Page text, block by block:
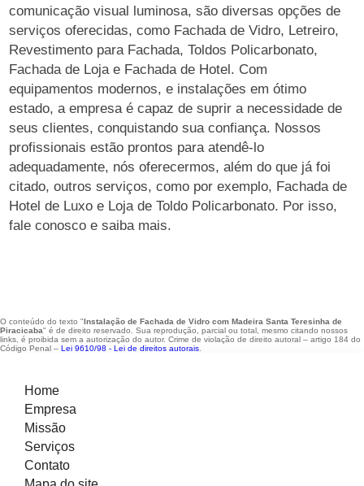
comunicação visual luminosa, são diversas opções de
serviços oferecidas, como Fachada de Vidro, Letreiro,
Revestimento para Fachada, Toldos Policarbonato,
Fachada de Loja e Fachada de Hotel. Com
equipamentos modernos, e instalações em ótimo
estado, a empresa é capaz de suprir a necessidade de
seus clientes, conquistando sua confiança. Nossos
profissionais estão prontos para atendê-lo
adequadamente, nós oferecermos, além do que já foi
citado, outros serviços, como por exemplo, Fachada de
Hotel de Luxo e Loja de Toldo Policarbonato. Por isso,
fale conosco e saiba mais.
O conteúdo do texto "Instalação de Fachada de Vidro com Madeira Santa Teresinha de
Piracicaba" é de direito reservado. Sua reprodução, parcial ou total, mesmo citando nossos
links, é proibida sem a autorização do autor. Crime de violação de direito autoral – artigo 184 do
Código Penal – Lei 9610/98 - Lei de direitos autorais
Home
Empresa
Missão
Serviços
Contato